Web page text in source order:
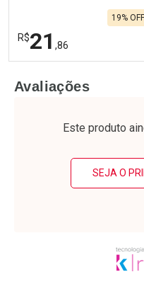
R$21 ,86
19% OFF
Laboratório
Por Menos
Avaliações
Este produto
SEJA O